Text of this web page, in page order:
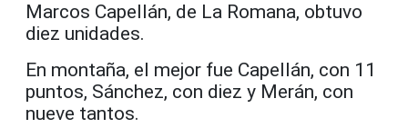
Marcos Capellán, de La Romana, obtuvo
diez unidades.
En montaña, el mejor fue Capellán, con 11
puntos, Sánchez, con diez y Merán, con
nueve tantos.